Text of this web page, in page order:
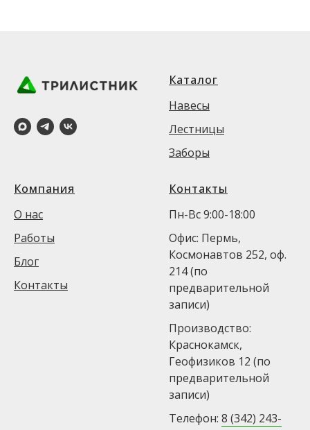
Каталог
Навесы
Лестницы
Заборы
Компания
О нас
Работы
Блог
Контакты
Контакты
Пн-Вс 9:00-18:00
Офис: Пермь,
Космонавтов 252, оф.
214 (по
предварительной
записи)
Производство:
Краснокамск,
Геофизиков 12 (по
предварительной
записи)
Телефон: 8 (342) 243-